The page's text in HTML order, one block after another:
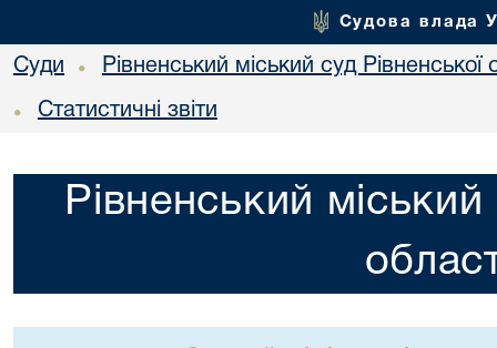
Судова влада
Суди • Рівненський міський суд Рівненської
• Статистичні звіти
Рівненський міський